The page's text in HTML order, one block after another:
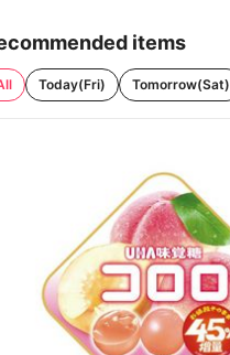
items
Today(Fri) Tomorrow(Sat)